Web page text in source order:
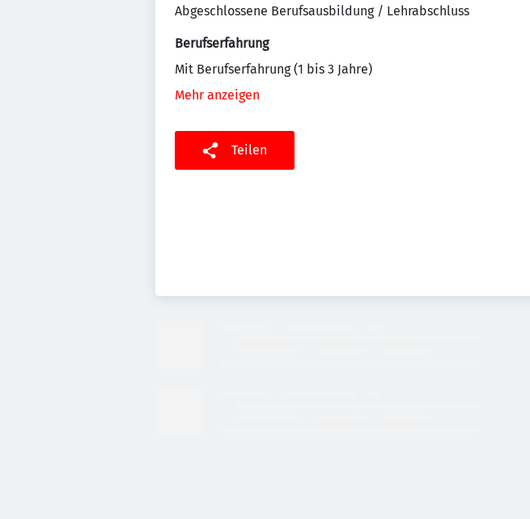
Abgeschlossene Berufsausbildung / Lehrabschluss
Berufserfahrung
Mit Berufserfahrung (1 bis 3 Jahre)
Mehr anzeigen
Teilen